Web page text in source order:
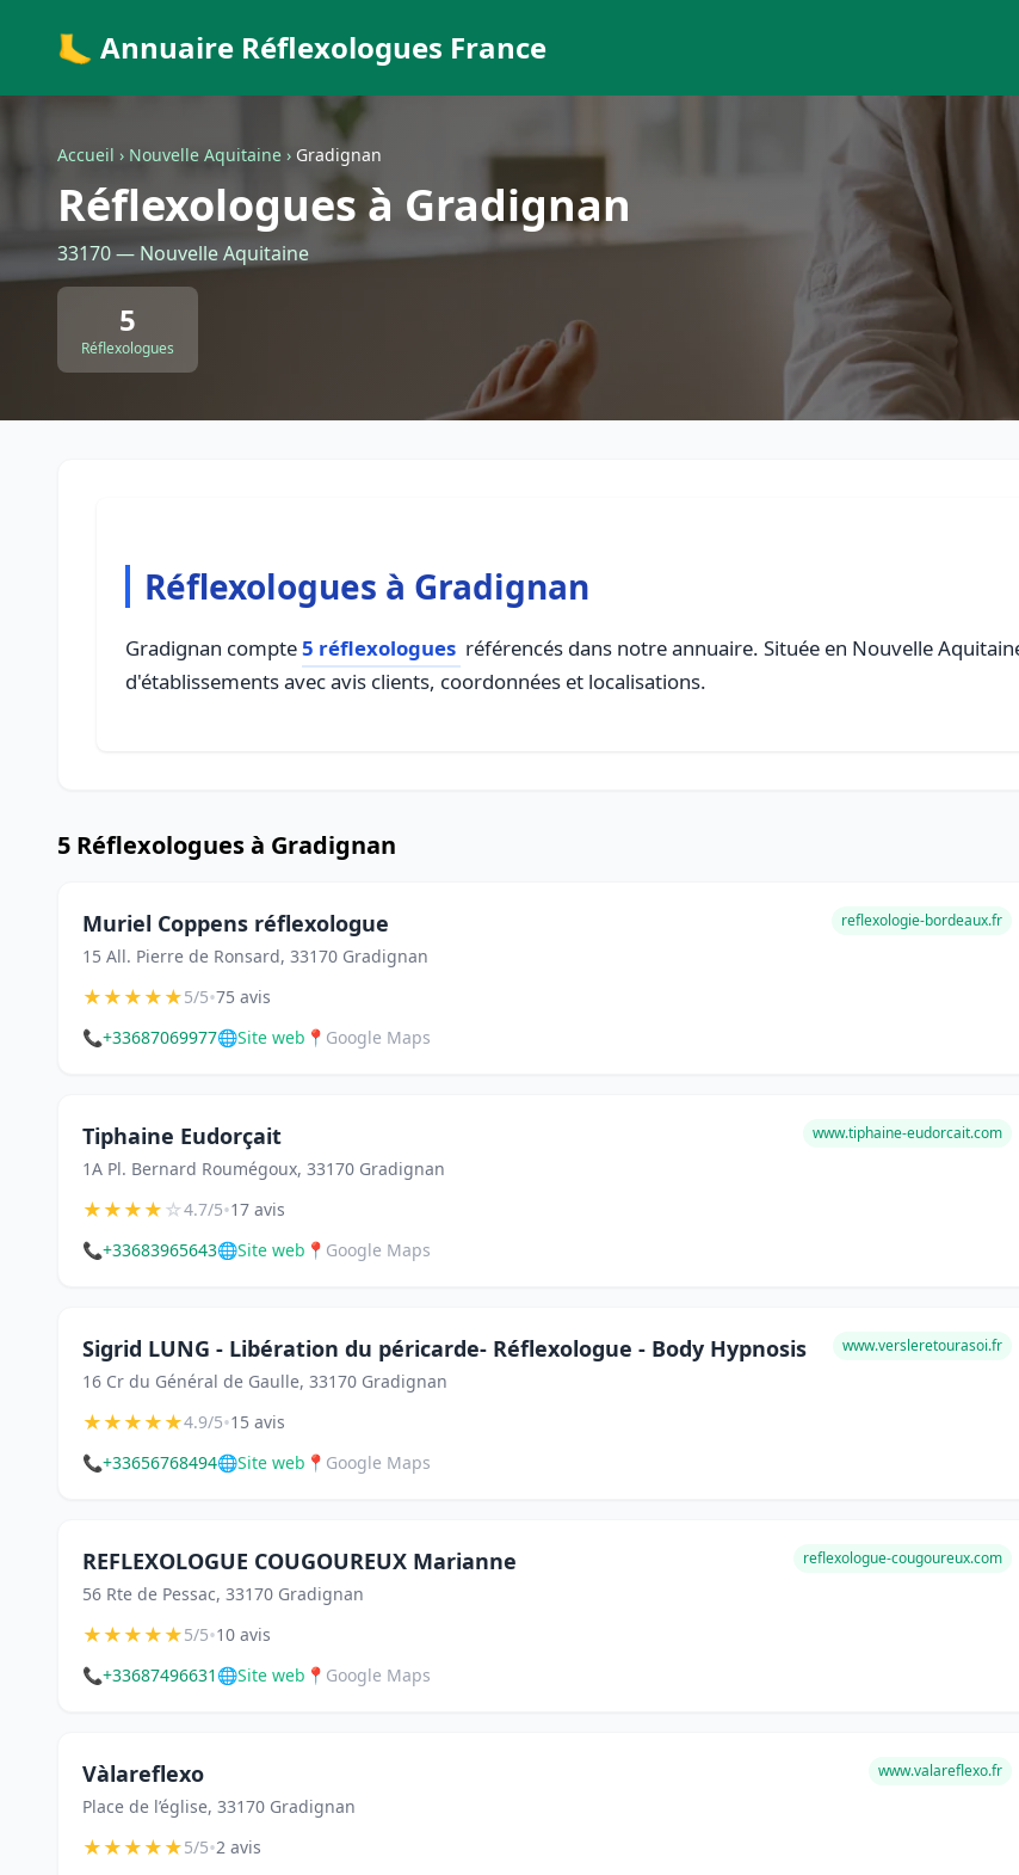
🦶 Annuaire Réflexologues France
Accueil › Nouvelle Aquitaine › Gradignan
Réflexologues à Gradignan
33170 — Nouvelle Aquitaine
5
Réflexologues
Réflexologues à Gradignan
Gradignan compte5 réflexologues référencés dans notre annuaire. Située en Nouvelle
d'établissements avec avis clients, coordonnées et localisations.
5 Réflexologues à Gradignan
Muriel Coppens réflexologue
15 All. Pierre de Ronsard, 33170 Gradignan
reflexologie-bordeaux.fr
★★★★★5/5•75 avis
📞+33687069977🌐Site web 📍 Google Maps
Tiphaine Eudorçait
1A Pl. Bernard Roumégoux, 33170 Gradignan
www.tiphaine-eudorcait.com
★★★★☆4.7/5•17 avis
📞+33683965643🌐Site web 📍 Google Maps
Sigrid LUNG - Libération du péricarde- Réflexologue - Body Hypnosis
16 Cr du Général de Gaulle, 33170 Gradignan
www.versleretourasoi.fr
★★★★★4.9/5•15 avis
📞+33656768494🌐Site web 📍 Google Maps
REFLEXOLOGUE COUGOUREUX Marianne
56 Rte de Pessac, 33170 Gradignan
reflexologue-cougoureux.com
★★★★★5/5•10 avis
📞+33687496631 🌐Site web 📍 Google Maps
Vàlareflexo
Place de l’église, 33170 Gradignan
www.valareflexo.fr
★★★★★5/5•2 avis